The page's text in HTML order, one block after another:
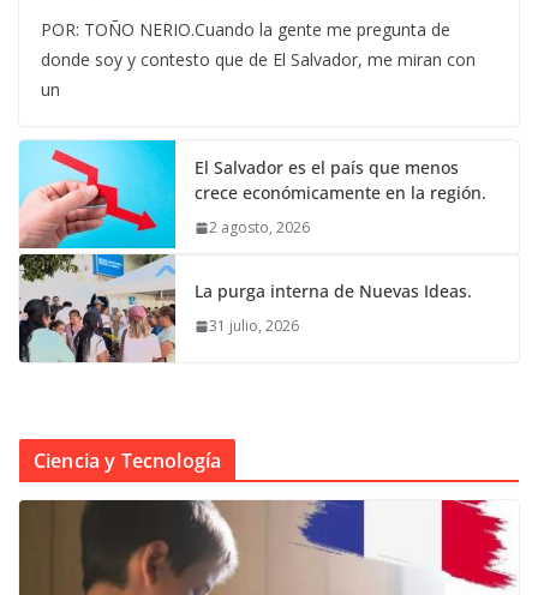
POR: TOÑO NERIO.Cuando la gente me pregunta de
donde soy y contesto que de El Salvador, me miran con
un
El Salvador es el país que menos
crece económicamente en la región.
2 agosto, 2026
La purga interna de Nuevas Ideas.
31 julio, 2026
Ciencia y Tecnología